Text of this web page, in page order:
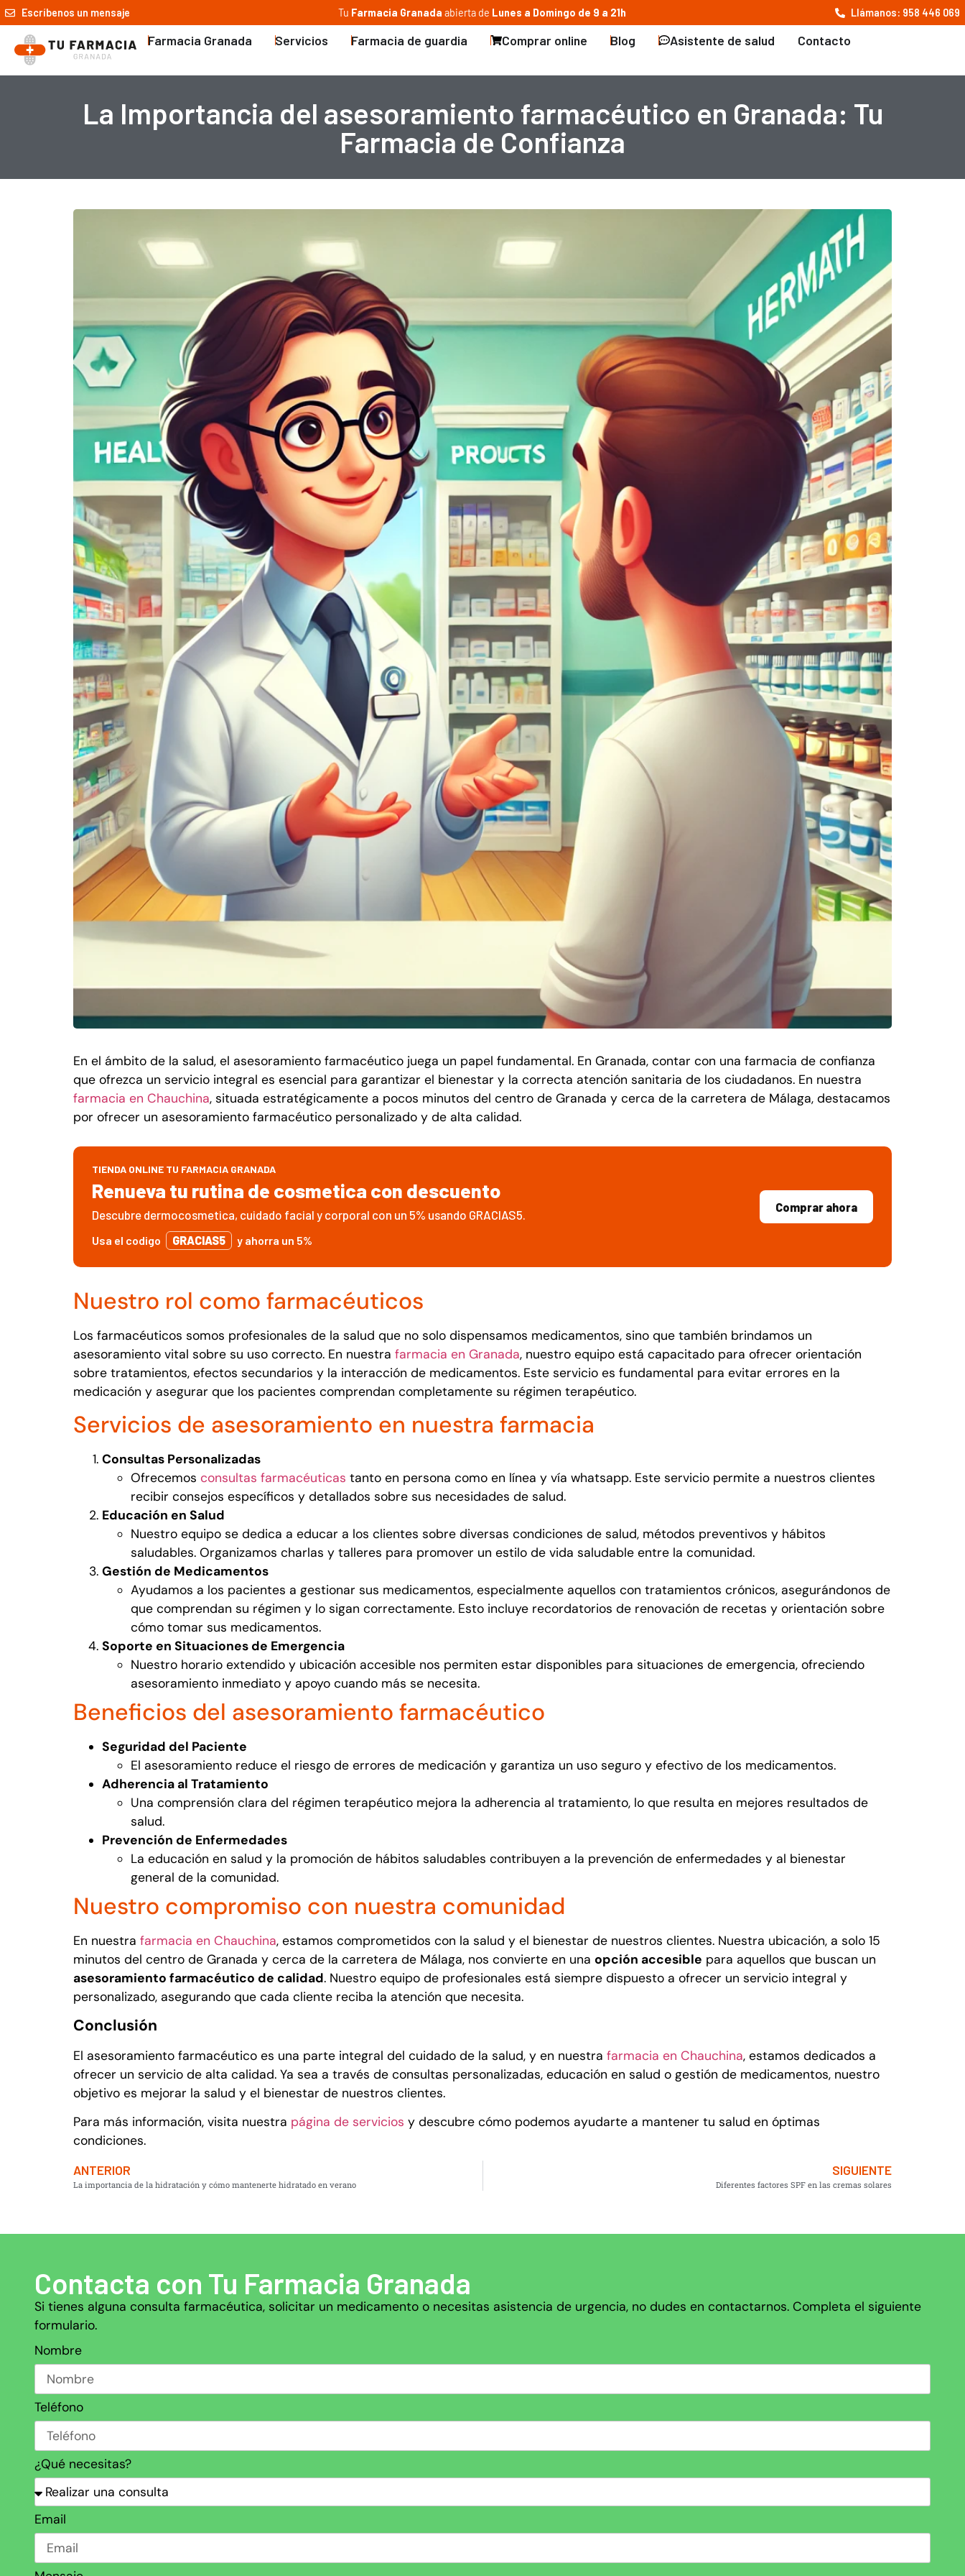
Escríbenos un mensaje Tu Farmacia Granada abierta de Lunes a Domingo de 9 a 21h Llámanos: 958 446 069
Farmacia Granada Servicios Farmacia de guardia Comprar online Blog Asistente de salud Contacto
La Importancia del asesoramiento farmacéutico en Granada: Tu
Farmacia de Confianza
En el ámbito de la salud, el asesoramiento farmacéutico juega un papel fundamental. En Granada, contar con una farmacia de confianza
que ofrezca un servicio integral es esencial para garantizar el bienestar y la correcta atención sanitaria de los ciudadanos. En nuestra
farmacia en Chauchina, situada estratégicamente a pocos minutos del centro de Granada y cerca de la carretera de Málaga, destacamos
por ofrecer un asesoramiento farmacéutico personalizado y de alta calidad.
TIENDA ONLINE TU FARMACIA GRANADA
Renueva tu rutina de cosmetica con descuento
Descubre dermocosmetica, cuidado facial y corporal con un 5% usando GRACIAS5.
Usa el codigo GRACIAS5 y ahorra un 5%
Comprar ahora
Nuestro rol como farmacéuticos
Los farmacéuticos somos profesionales de la salud que no solo dispensamos medicamentos, sino que también brindamos un
asesoramiento vital sobre su uso correcto. En nuestra farmacia en Granada, nuestro equipo está capacitado para ofrecer orientación
sobre tratamientos, efectos secundarios y la interacción de medicamentos. Este servicio es fundamental para evitar errores en la
medicación y asegurar que los pacientes comprendan completamente su régimen terapéutico.
Servicios de asesoramiento en nuestra farmacia
Consultas Personalizadas
Ofrecemos consultas farmacéuticas tanto en persona como en línea y vía whatsapp. Este servicio permite a nuestros clientes
recibir consejos específicos y detallados sobre sus necesidades de salud.
Educación en Salud
Nuestro equipo se dedica a educar a los clientes sobre diversas condiciones de salud, métodos preventivos y hábitos
saludables. Organizamos charlas y talleres para promover un estilo de vida saludable entre la comunidad.
Gestión de Medicamentos
Ayudamos a los pacientes a gestionar sus medicamentos, especialmente aquellos con tratamientos crónicos, asegurándonos de
que comprendan su régimen y lo sigan correctamente. Esto incluye recordatorios de renovación de recetas y orientación sobre
cómo tomar sus medicamentos.
Soporte en Situaciones de Emergencia
Nuestro horario extendido y ubicación accesible nos permiten estar disponibles para situaciones de emergencia, ofreciendo
asesoramiento inmediato y apoyo cuando más se necesita.
Beneficios del asesoramiento farmacéutico
Seguridad del Paciente
El asesoramiento reduce el riesgo de errores de medicación y garantiza un uso seguro y efectivo de los medicamentos.
Adherencia al Tratamiento
Una comprensión clara del régimen terapéutico mejora la adherencia al tratamiento, lo que resulta en mejores resultados de
salud.
Prevención de Enfermedades
La educación en salud y la promoción de hábitos saludables contribuyen a la prevención de enfermedades y al bienestar
general de la comunidad.
Nuestro compromiso con nuestra comunidad
En nuestra farmacia en Chauchina, estamos comprometidos con la salud y el bienestar de nuestros clientes. Nuestra ubicación, a solo 15
minutos del centro de Granada y cerca de la carretera de Málaga, nos convierte en una opción accesible para aquellos que buscan un
asesoramiento farmacéutico de calidad. Nuestro equipo de profesionales está siempre dispuesto a ofrecer un servicio integral y
personalizado, asegurando que cada cliente reciba la atención que necesita.
Conclusión
El asesoramiento farmacéutico es una parte integral del cuidado de la salud, y en nuestra farmacia en Chauchina, estamos dedicados a
ofrecer un servicio de alta calidad. Ya sea a través de consultas personalizadas, educación en salud o gestión de medicamentos, nuestro
objetivo es mejorar la salud y el bienestar de nuestros clientes.
Para más información, visita nuestra página de servicios y descubre cómo podemos ayudarte a mantener tu salud en óptimas
condiciones.
ANTERIOR
La importancia de la hidratación y cómo mantenerte hidratado en verano
SIGUIENTE
Diferentes factores SPF en las cremas solares
Contacta con Tu Farmacia Granada
Si tienes alguna consulta farmacéutica, solicitar un medicamento o necesitas asistencia de urgencia, no dudes en contactarnos. Completa el siguiente
formulario.
Nombre
Teléfono
¿Qué necesitas?
Email